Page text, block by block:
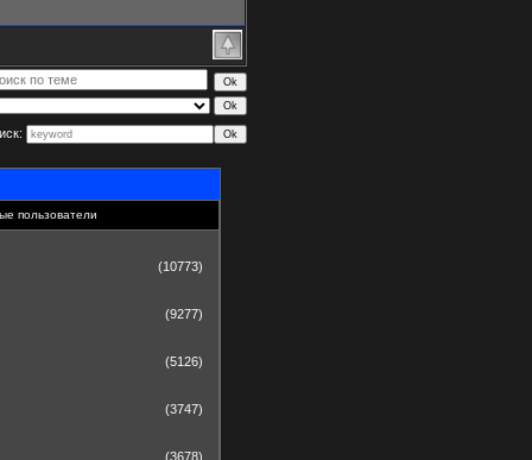
пользователи
(10773)
(9277)
(5126)
(3747)
(3678)